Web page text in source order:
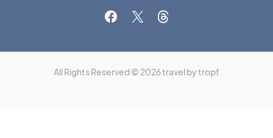
All Rights Reserved © 2026 travel by tropf